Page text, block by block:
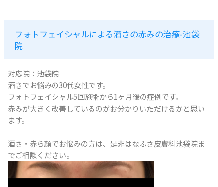
フォトフェイシャルによる酒さの赤みの治療-池袋
院
対応院：池袋院
酒さでお悩みの30代女性です。
フォトフェイシャル5回施術から1ヶ月後の症例です。
赤みが大きく改善しているのがお分かりいただけるかと思い
ます。
酒さ・赤ら顔でお悩みの方は、是非はなふさ皮膚科池袋院ま
でご相談ください。